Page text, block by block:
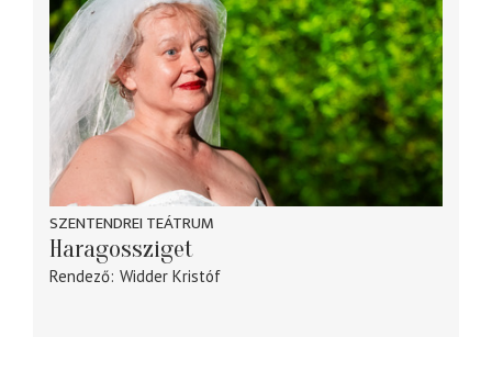
SZENTENDREI TEÁTRUM
Haragossziget
Rendező Widder Kristóf